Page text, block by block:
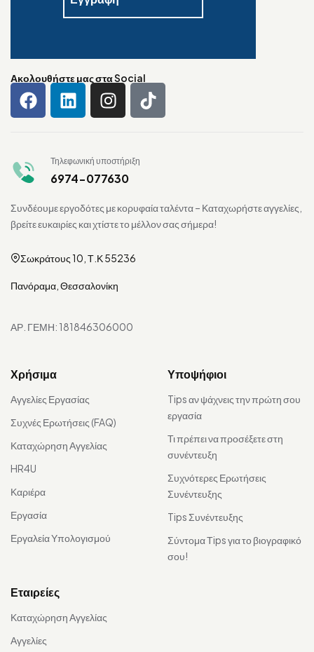
Ακολουθήστε μας στα Social
Τηλεφωνική υποστήριξη
6974-077630
Συνδέουμε εργοδότες με κορυφαία ταλέντα – Καταχωρήστε αγγελίες,
βρείτε ευκαιρίες και χτίστε το μέλλον σας σήμερα!
Σωκράτους 10, Τ.Κ 55236
Πανόραμα, Θεσσαλονίκη
ΑΡ. ΓΕΜΗ: 181846306000
Χρήσιμα
Αγγελίες Εργασίας
Συχνές Ερωτήσεις (FAQ)
Καταχώρηση Αγγελίας
HR4U
Καριέρα
Εργασία
Εργαλεία Υπολογισμού
Υποψήφιοι
Tips αν ψάχνεις την πρώτη σου
εργασία
Τι πρέπει να προσέξετε στη
συνέντευξη
Συχνότερες Ερωτήσεις
Συνέντευξης
Tips Συνέντευξης
Σύντομα Τips για το βιογραφικό
σου!
Εταιρείες
Καταχώρηση Αγγελίας
Αγγελίες